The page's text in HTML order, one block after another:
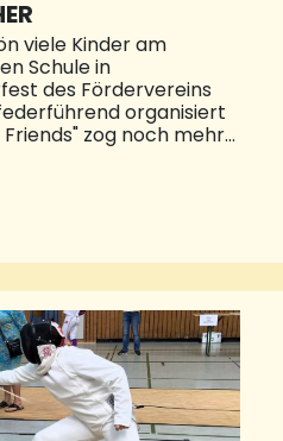
viele Kinder am
Schule in
des Fördervereins
organisiert
zog noch mehr
Jahren.
Spätsommerwetter
selbstverständlich
war natürlich in
der große Sandkasten
Dort gab es
Eine große Attraktion
DRK Ortsvereins
üben konnten, wie
wie man mal ein "Tatü
wurde